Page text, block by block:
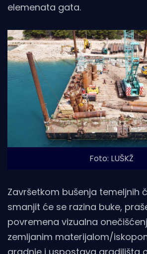
elemenata gata.
Foto: LUŠKŽ
Završetkom bušenja temeljnih
smanjit će se razina buke,
povremena vizualna
zemljanim materijalom/